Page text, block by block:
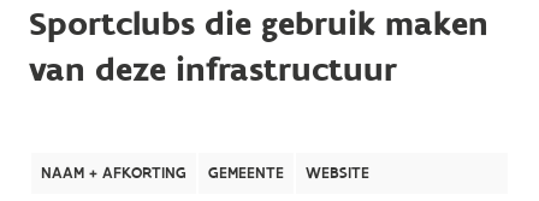
Sportclubs die gebruik maken
van deze infrastructuur
NAAM + AFKORTING GEMEENTE WEBSITE